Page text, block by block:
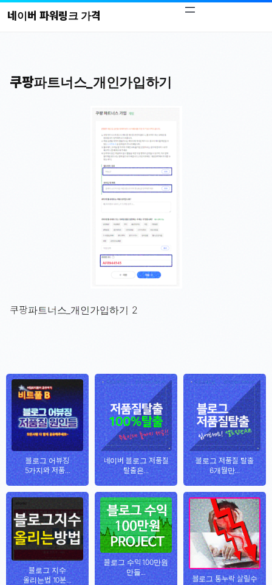
콘
네이버 파워링크 가격
쿠팡파트너스_개인가입하기
쿠팡파트너스_개인가입하기 2
블로그 어뷰징
5가지와 저품...
네이버 블로그 저품질
탈출은...
블로그 저품질 탈출
6개월만...
블로그 지수
올리는법 10분...
블로그 수익 100만원
만들...
블로그 통누락 살릴수